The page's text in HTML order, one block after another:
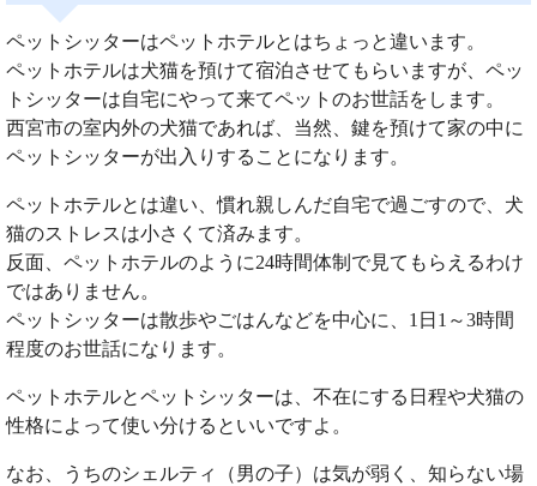
ペットシッターはペットホテルとはちょっと違います。
ペットホテルは犬猫を預けて宿泊させてもらいますが、ペッ
トシッターは自宅にやって来てペットのお世話をします。
西宮市の室内外の犬猫であれば、当然、鍵を預けて家の中に
ペットシッターが出入りすることになります。
ペットホテルとは違い、慣れ親しんだ自宅で過ごすので、犬
猫のストレスは小さくて済みます。
反面、ペットホテルのように24時間体制で見てもらえるわけ
ではありません。
ペットシッターは散歩やごはんなどを中心に、1日1～3時間
程度のお世話になります。
ペットホテルとペットシッターは、不在にする日程や犬猫の
性格によって使い分けるといいですよ。
なお、うちのシェルティ（男の子）は気が弱く、知らない場